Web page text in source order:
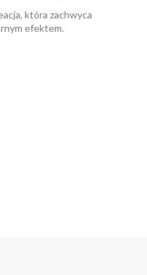
która zachwyca
efektem.